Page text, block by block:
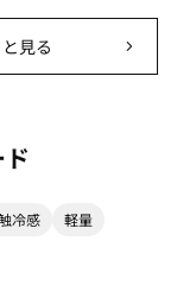
見る
冷感
軽量